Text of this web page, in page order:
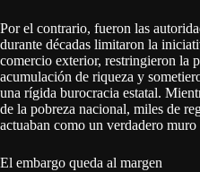
Por el contrario, fueron las
durante décadas limitaron la
comercio exterior, restringieron la
acumulación de riqueza y
una rígida burocracia estatal.
de la pobreza nacional, miles de
actuaban como un verdadero
El embargo queda al margen